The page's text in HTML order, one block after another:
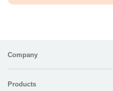
Company
Products